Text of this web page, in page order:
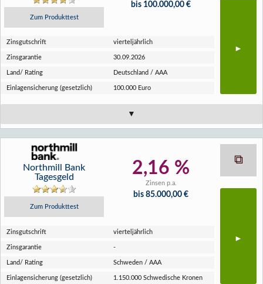
Zum Produkttest
bis 100.000,00 €
Zins­gutschrift vierteljährlich
Zins­garantie 30.09.2026
Land/ Rating Deutschland / AAA
Einlagen­sicherung (gesetzlich) 100.000 Euro
Northmill Bank
Tagesgeld
Zum Produkttest
2,16 %
Zinsen p.a.
bis 85.000,00 €
Zins­gutschrift vierteljährlich
Zins­garantie -
Land/ Rating Schweden / AAA
Einlagen­sicherung (gesetzlich) 1.150.000 Schwedische Kronen